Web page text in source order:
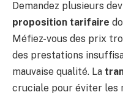
Demandez plusieurs
proposition tarifaire
Méfiez-vous des prix
des prestations
mauvaise qualité. La
cruciale pour éviter les